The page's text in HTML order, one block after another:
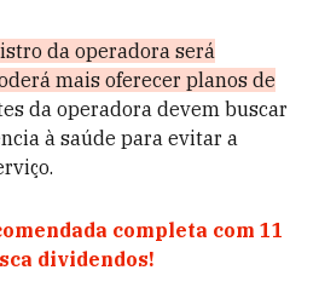
da operadora será
mais oferecer planos de
da operadora devem buscar
à saúde para evitar a
completa com 11
dividendos!